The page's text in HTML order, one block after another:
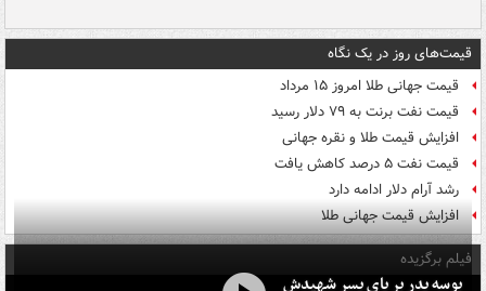
قیمت‌های روز در یک نگاه
قیمت جهانی طلا امروز ۱۵ مرداد
قیمت نفت برنت به ۷۹ دلار رسید
افزایش قیمت طلا و نقره جهانی
قیمت نفت ۵ درصد کاهش یافت
رشد آرام دلار ادامه دارد
افزایش قیمت جهانی طلا
فیلم برگزیده
بوسه‌ پدر بر پای پسر شهیدش